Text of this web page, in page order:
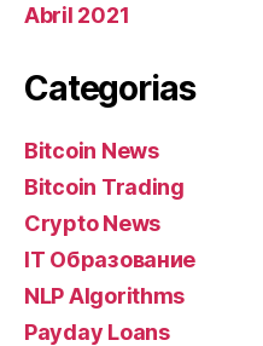
Abril 2021
Categorias
Bitcoin News
Bitcoin Trading
Crypto News
IT Образование
NLP Algorithms
Payday Loans